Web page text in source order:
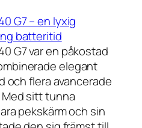
G7 – en lyxig
batteritid
G7 var en påkostad
elegant
och flera avancerade
sitt tunna
pekskärm och sin